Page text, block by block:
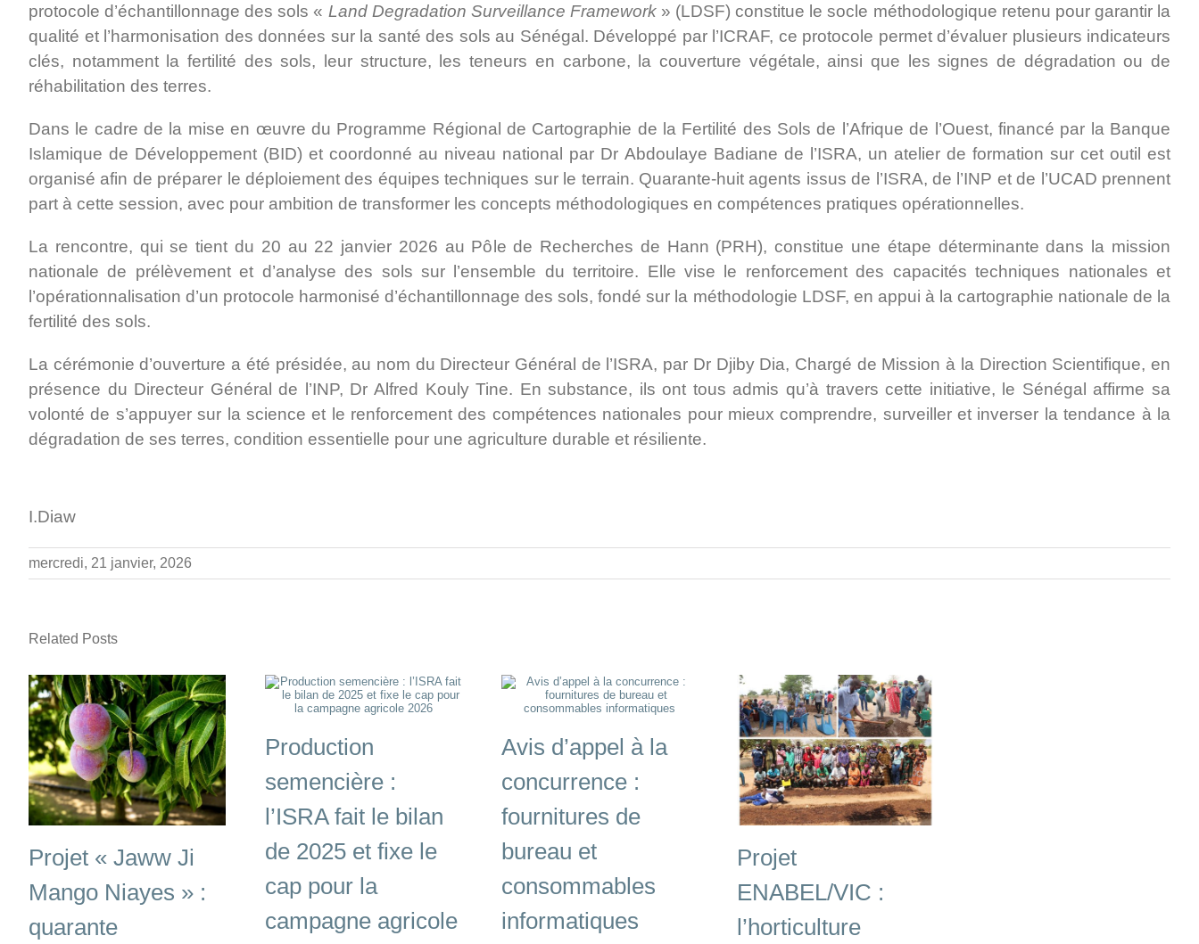
protocole d’échantillonnage des sols « Land Degradation Surveillance Framework» (LDSF) constitue le socle méthodologique retenu pour garantir la
qualité et l’harmonisation des données sur la santé des sols au Sénégal. Développé par l’ICRAF, ce protocole permet d’évaluer plusieurs indicateurs
clés, notamment la fertilité des sols, leur structure, les teneurs en carbone, la couverture végétale, ainsi que les signes de dégradation ou de
réhabilitation des terres.
Dans le cadre de la mise en œuvre du Programme Régional de Cartographie de la Fertilité des Sols de l’Afrique de l’Ouest, financé par la Banque
Islamique de Développement (BID) et coordonné au niveau national par Dr Abdoulaye Badiane de l’ISRA, un atelier de formation sur cet outil est
organisé afin de préparer le déploiement des équipes techniques sur le terrain. Quarante-huit agents issus de l’ISRA, de l’INP et de l’UCAD prennent
part à cette session, avec pour ambition de transformer les concepts méthodologiques en compétences pratiques opérationnelles.
La rencontre, qui se tient du 20 au 22 janvier 2026 au Pôle de Recherches de Hann (PRH), constitue une étape déterminante dans la mission
nationale de prélèvement et d’analyse des sols sur l’ensemble du territoire. Elle vise le renforcement des capacités techniques nationales et
l’opérationnalisation d’un protocole harmonisé d’échantillonnage des sols, fondé sur la méthodologie LDSF, en appui à la cartographie nationale de la
fertilité des sols.
La cérémonie d’ouverture a été présidée, au nom du Directeur Général de l’ISRA, par Dr Djiby Dia, Chargé de Mission à la Direction Scientifique, en
présence du Directeur Général de l’INP, Dr Alfred Kouly Tine. En substance, ils ont tous admis qu’à travers cette initiative, le Sénégal affirme sa
volonté de s’appuyer sur la science et le renforcement des compétences nationales pour mieux comprendre, surveiller et inverser la tendance à la
dégradation de ses terres, condition essentielle pour une agriculture durable et résiliente.
I.Diaw
mercredi, 21 janvier, 2026
Related Posts
Projet « Jaww Ji
Mango Niayes » :
quarante
Production
semencière :
l’ISRA fait le bilan
de 2025 et fixe le
cap pour la
campagne agricole
Avis d’appel à la
concurrence :
fournitures de
bureau et
consommables
informatiques
Projet
ENABEL/VIC :
l’horticulture